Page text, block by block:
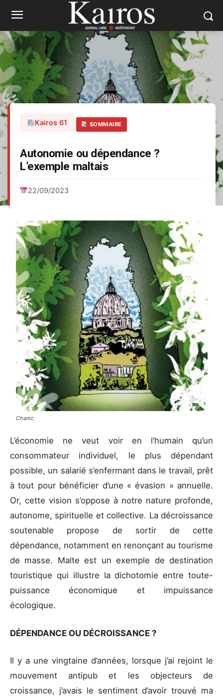
Kairos 61 SOMMAIRE
Autonomie ou dépendance ?
L’exemple maltais
22/09/2023
Chanic
L’économie ne veut voir en l’humain qu’un
consommateur individuel, le plus dépendant
possible, un salarié s’enfermant dans le travail, prêt
à tout pour bénéficier d’une « évasion » annuelle.
Or, cette vision s’oppose à notre nature profonde,
autonome, spirituelle et collective. La décroissance
soutenable propose de sortir de cette
dépendance, notamment en renonçant au tourisme
de masse. Malte est un exemple de destination
touristique qui illustre la dichotomie entre toute-
puissance économique et impuissance
écologique.
DÉPENDANCE OU DÉCROISSANCE ?
Il y a une vingtaine d’années, lorsque j’ai rejoint le
mouvement antipub et les objecteurs de
croissance, j’avais le sentiment d’avoir trouvé ma